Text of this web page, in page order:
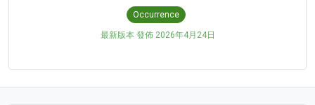
Occurrence
最新版本 發佈 2026年4月24日